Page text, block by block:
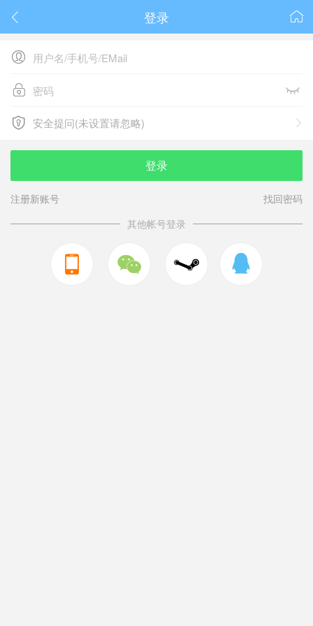
 
登录

 
 
安全提问(未设置请忽略)
安全提问(未设置请忽略)
登录
注册新账号
找回密码
其他帐号登录
  